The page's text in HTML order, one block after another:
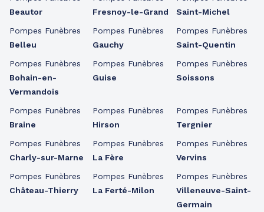
Beautor
Pompes Funèbres
Belleu
Pompes Funèbres
Bohain-en-
Vermandois
Pompes Funèbres
Braine
Pompes Funèbres
Charly-sur-Marne
Pompes Funèbres
Château-Thierry
Fresnoy-le-Grand
Pompes Funèbres
Gauchy
Pompes Funèbres
Guise
Pompes Funèbres
Hirson
Pompes Funèbres
La Fère
Pompes Funèbres
La Ferté-Milon
Saint-Michel
Pompes Funèbres
Saint-Quentin
Pompes Funèbres
Soissons
Pompes Funèbres
Tergnier
Pompes Funèbres
Vervins
Pompes Funèbres
Villeneuve-Saint-
Germain